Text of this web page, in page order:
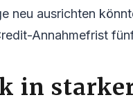
neu ausrichten
Annahmefrist
in